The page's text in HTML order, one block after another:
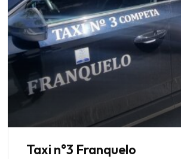
Taxi n°3 Franquelo